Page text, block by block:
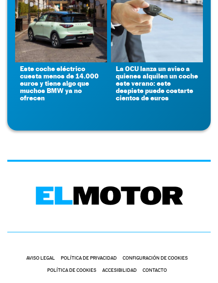
Este coche eléctrico
cuesta menos de 14.000
euros y tiene algo que
muchos BMW ya no
ofrecen
La OCU lanza un aviso a
quienes alquilen un coche
este verano: este
despiste puede costarte
cientos de euros
AVISO LEGAL POLÍTICA DE PRIVACIDAD CONFIGURACIÓN DE COOKIES
POLÍTICA DE COOKIES ACCESIBILIDAD CONTACTO